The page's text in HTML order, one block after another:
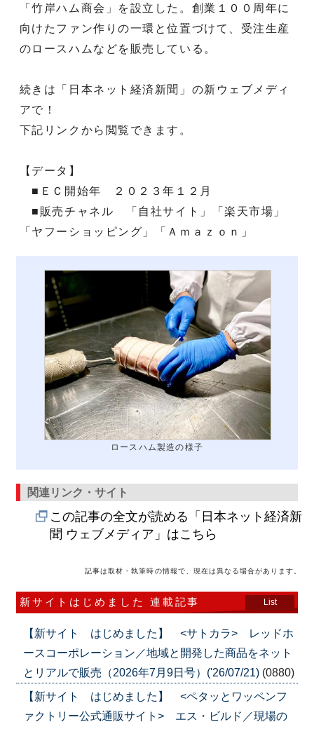
「竹岸ハム商会」を設立した。創業１００周年に
向けたファン作りの一環と位置づけて、受注生産
のロースハムなどを販売している。
続きは「日本ネット経済新聞」の新ウェブメディ
アで！
下記リンクから閲覧できます。
【データ】
■ＥＣ開始年 ２０２３年１２月
■販売チャネル 「自社サイト」「楽天市場」
「ヤフーショッピング」「Ａｍａｚｏｎ」
ロースハム製造の様子
関連リンク・サイト
この記事の全文が読める「日本ネット経済新
聞 ウェブメディア」はこちら
記事は取材・執筆時の情報で、現在は異なる場合があります。
新サイトはじめました 連載記事 List
【新サイト はじめました】 <サトカラ> レッドホ
ースコーポレーション／地域と開発した商品をネット
とリアルで販売（2026年7月9日号）('26/07/21) (0880)
【新サイト はじめました】 <ペタッとワッペンフ
ァクトリー公式通販サイト> エス・ビルド／現場の